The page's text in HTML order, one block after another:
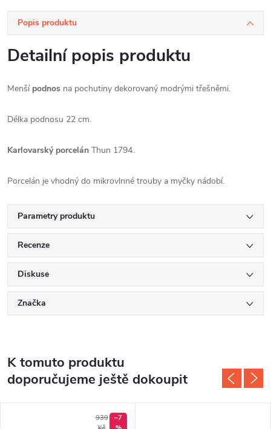
Popis produktu
Detailní popis produktu
Menší podnos na pochutiny dekorovaný modrými třešněmi.
Délka podnosu 22 cm.
Karlovarský porcelán Thun 1794.
Porcelán je vhodný do mikrovlnné trouby a myčky nádobí.
Parametry produktu
Recenze
Diskuse
Značka
K tomuto produktu
doporučujeme ještě dokoupit
939
–7